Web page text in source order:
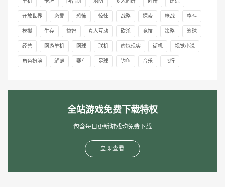
单机 卡牌 回合制 塔防 多人同屏 射击 建造
开放世界 恋爱 恐怖 惊悚 战略 探索 枪战 格斗
模拟 生存 益智 真人互动 砍杀 竞技 策略 篮球
经营 网游单机 网球 联机 虚拟现实 街机 视觉小说
角色扮演 解谜 赛车 足球 钓鱼 音乐 飞行
全站游戏免费下载特权
包含每日更新游戏均免费下载
立即查看